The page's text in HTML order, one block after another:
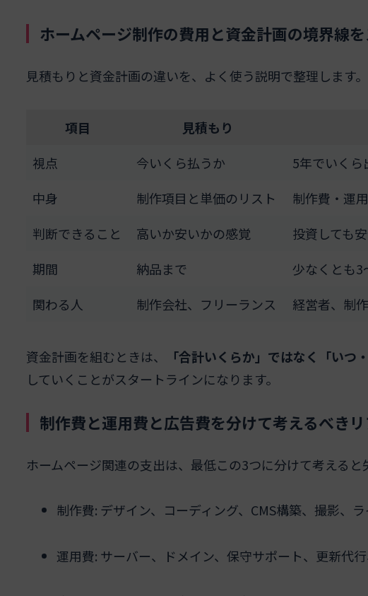
ホームページ制作の費用と資金計画の境界線
見積もりと資金計画の違いを、よく使う説明で整理します。
項目 見積もり
視点
今いくら払うか
5年でいくら
中身
制作項目と単価のリスト
制作費・運
判断できること
高いか安いかの感覚
投資しても
期間
納品まで
少なくとも3
関わる人
制作会社、フリーランス 経営者、制
資金計画を組むときは、 「合計いくらか」ではなく「いつ
していくことがスタートラインになります。
制作費と運用費と広告費を分けて考えるべき
ホームページ関連の支出は、最低この3つに分けて考えると
制作費: デザイン、コーディング、CMS構築、撮影、
運用費: サーバー、ドメイン、保守サポート、更新代